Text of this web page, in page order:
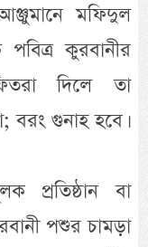
মফিদুল
কুরবানীর
দিলে তা
গুনাহ হবে।
প্রতিষ্ঠান বা
পশুর চামড়া